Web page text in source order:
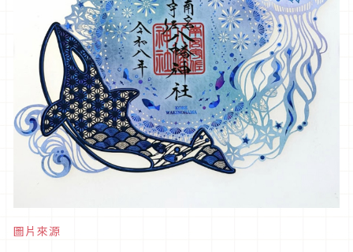
圖片來源